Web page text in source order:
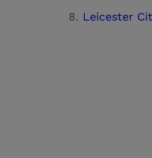
Leicester